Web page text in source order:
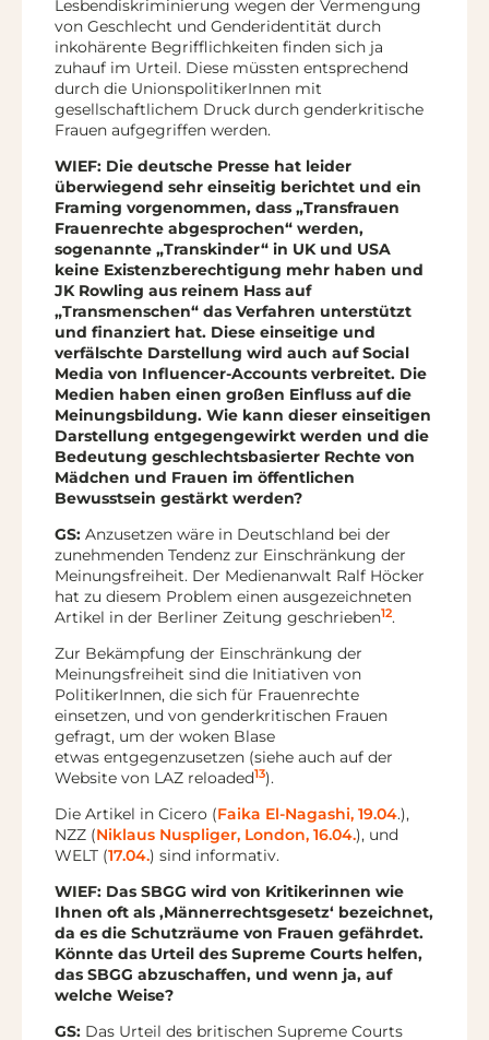
Lesbendiskriminierung wegen der Vermengung
von Geschlecht und Genderidentität durch
inkohärente Begrifflichkeiten finden sich ja
zuhauf im Urteil. Diese müssten entsprechend
durch die UnionspolitikerInnen mit
gesellschaftlichem Druck durch genderkritische
Frauen aufgegriffen werden.
WIEF: Die deutsche Presse hat leider
überwiegend sehr einseitig berichtet und ein
Framing vorgenommen, dass „Transfrauen
Frauenrechte abgesprochen“ werden,
sogenannte „Transkinder“ in UK und USA
keine Existenzberechtigung mehr haben und
JK Rowling aus reinem Hass auf
„Transmenschen“ das Verfahren unterstützt
und finanziert hat. Diese einseitige und
verfälschte Darstellung wird auch auf Social
Media von Influencer-Accounts verbreitet. Die
Medien haben einen großen Einfluss auf die
Meinungsbildung. Wie kann dieser einseitigen
Darstellung entgegengewirkt werden und die
Bedeutung geschlechtsbasierter Rechte von
Mädchen und Frauen im öffentlichen
Bewusstsein gestärkt werden?
GS: Anzusetzen wäre in Deutschland bei der
zunehmenden Tendenz zur Einschränkung der
Meinungsfreiheit. Der Medienanwalt Ralf Höcker
hat zu diesem Problem einen ausgezeichneten
Artikel in der Berliner Zeitung geschrieben12.
Zur Bekämpfung der Einschränkung der
Meinungsfreiheit sind die Initiativen von
PolitikerInnen, die sich für Frauenrechte
einsetzen, und von genderkritischen Frauen
gefragt, um der woken Blase
etwas entgegenzusetzen (siehe auch auf der
Website von LAZ reloaded13).
Die Artikel in Cicero (Faika El-Nagashi, 19.04.),
NZZ (Niklaus Nuspliger, London, 16.04.), und
WELT (17.04.) sind informativ.
WIEF: Das SBGG wird von Kritikerinnen wie
Ihnen oft als ‚Männerrechtsgesetz‘ bezeichnet,
da es die Schutzräume von Frauen gefährdet.
Könnte das Urteil des Supreme Courts helfen,
das SBGG abzuschaffen, und wenn ja, auf
welche Weise?
GS: Das Urteil des britischen Supreme Courts